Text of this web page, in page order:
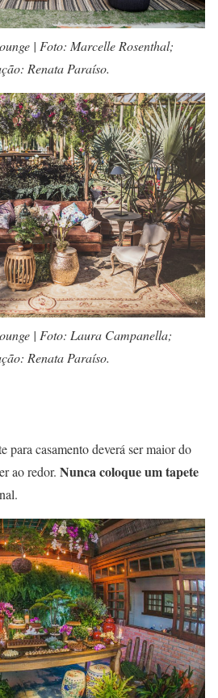
| Foto: Marcelle Rosenthal;
Renata Paraíso.
| Foto: Laura Campanella;
Renata Paraíso.
para casamento deverá ser maior do
ao redor. Nunca coloque um tapete